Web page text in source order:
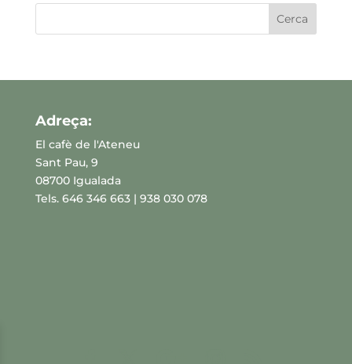
Adreça:
El cafè de l'Ateneu
Sant Pau, 9
08700 Igualada
Tels. 646 346 663 | 938 030 078